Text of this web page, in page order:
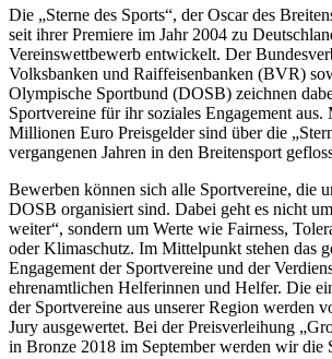
Die „Sterne des Sports“, der Oscar des
seit ihrer Premiere im Jahr 2004 zu
Vereinswettbewerb entwickelt. Der
Volksbanken und Raiffeisenbanken (BVR)
Olympische Sportbund (DOSB) zeichnen
Sportvereine für ihr soziales Engagement aus.
Millionen Euro Preisgelder sind über die
vergangenen Jahren in den Breitensport
Bewerben können sich alle Sportvereine, die
DOSB organisiert sind. Dabei geht es nicht
weiter“, sondern um Werte wie Fairness,
oder Klimaschutz. Im Mittelpunkt stehen das
Engagement der Sportvereine und der
ehrenamtlichen Helferinnen und Helfer. Die
der Sportvereine aus unserer Region werden
Jury ausgewertet. Bei der Preisverleihung
in Bronze 2018 im September werden wir die